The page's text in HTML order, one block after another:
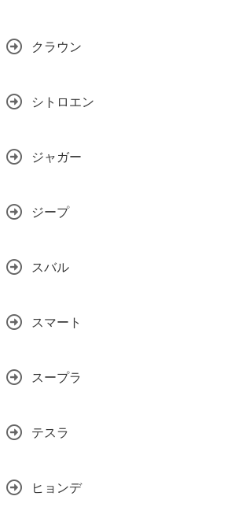
クラウン
シトロエン
ジャガー
ジープ
スバル
スマート
スープラ
テスラ
ヒョンデ